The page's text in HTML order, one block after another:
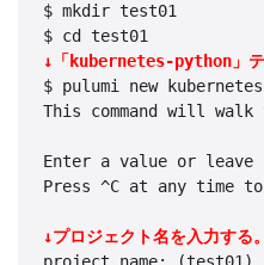
$ mkdir test01
↓「kubernetes-python」テ
$ pulumi new
This command will
Enter a value or leave
Press ^C at any time
↓プロジェクト名を入力する